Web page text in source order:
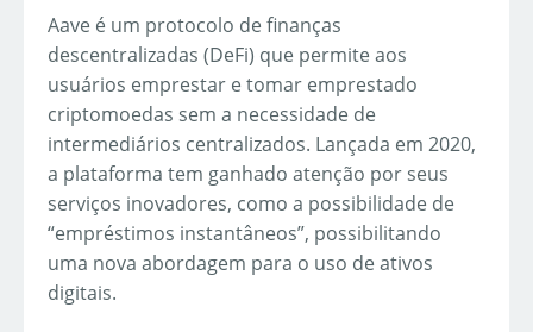
Aave é um protocolo de finanças
descentralizadas (DeFi) que permite aos
usuários emprestar e tomar emprestado
criptomoedas sem a necessidade de
intermediários centralizados. Lançada em 2020,
a plataforma tem ganhado atenção por seus
serviços inovadores, como a possibilidade de
“empréstimos instantâneos”, possibilitando
uma nova abordagem para o uso de ativos
digitais.